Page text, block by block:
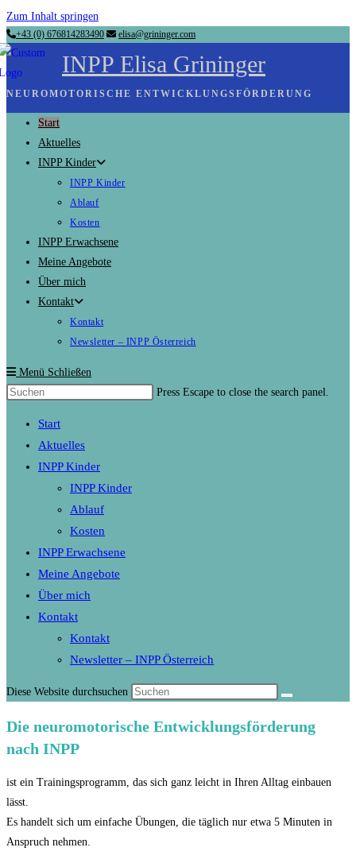
Zum Inhalt springen
+43 (0) 676814283490 elisa@grininger.com
INPP Elisa Grininger
NEUROMOTORISCHE ENTWICKLUNGSFÖRDERUNG
Start
Aktuelles
INPP Kinder
INPP Kinder
Ablauf
Kosten
INPP Erwachsene
Meine Angebote
Über mich
Kontakt
Kontakt
Newsletter – INPP Österreich
Menü Schließen
Press Escape to close the search panel.
Start
Aktuelles
INPP Kinder
INPP Kinder
Ablauf
Kosten
INPP Erwachsene
Meine Angebote
Über mich
Kontakt
Kontakt
Newsletter – INPP Österreich
Diese Website durchsuchen
Die neuromotorische Entwicklungsförderung
nach INPP
ist ein Trainingsprogramm, das sich ganz leicht in Ihren Alltag einbauen
lässt.
Es handelt sich um einfache Übungen, die täglich nur etwa 5 Minuten in
Anspruch nehmen.